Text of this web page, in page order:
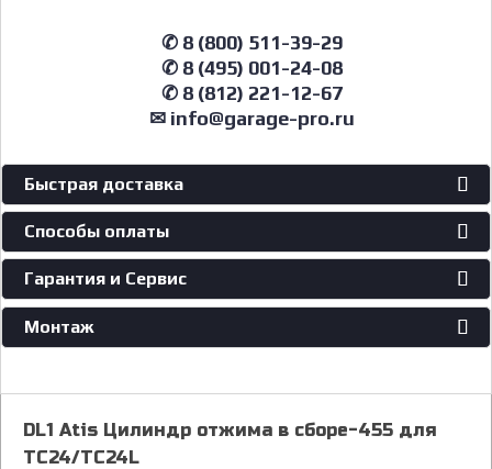
✆ 8 (800) 511-39-29
✆ 8 (495) 001-24-08
✆ 8 (812) 221-12-67
✉ info@garage-pro.ru
Быстрая доставка
Способы оплаты
Гарантия и Сервис
Монтаж
DL1 Atis Цилиндр отжима в сборе-455 для
TC24/TC24L